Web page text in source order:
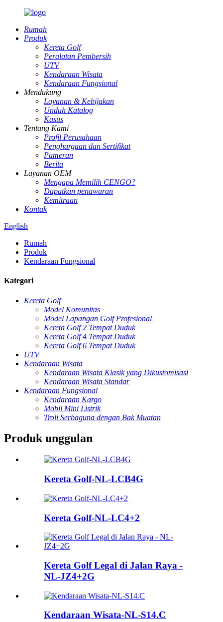
Rumah
Produk
Kereta Golf
Peralatan Pembersih
UTV
Kendaraan Wisata
Kendaraan Fungsional
Mendukung
Layanan & Kebijakan
Unduh Katalog
Kasus
Tentang Kami
Profil Perusahaan
Penghargaan dan Sertifikat
Pameran
Berita
Layanan OEM
Mengapa Memilih CENGO?
Dapatkan penawaran
Kemitraan
Kontak
English
Rumah
Produk
Kendaraan Fungsional
Kategori
Kereta Golf
Model Komunitas
Model Lapangan Golf Profesional
Kereta Golf 2 Tempat Duduk
Kereta Golf 4 Tempat Duduk
Kereta Golf 6 Tempat Duduk
UTV
Kendaraan Wisata
Kendaraan Wisata Klasik yang Dikustomisasi
Kendaraan Wisata Standar
Kendaraan Fungsional
Kendaraan Kargo
Mobil Mini Listrik
Troli Serbaguna dengan Bak Muatan
Produk unggulan
Kereta Golf-NL-LCB4G
Kereta Golf-NL-LC4+2
Kereta Golf Legal di Jalan Raya -
NL-JZ4+2G
Kendaraan Wisata-NL-S14.C